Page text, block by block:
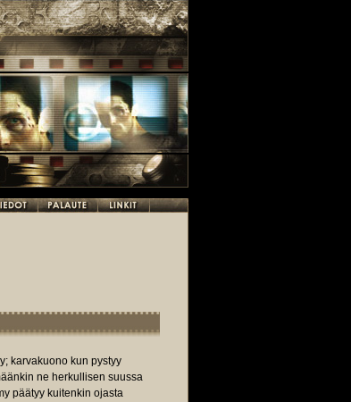
karvakuono kun pystyy
ne herkullisen suussa
päätyy kuitenkin ojasta